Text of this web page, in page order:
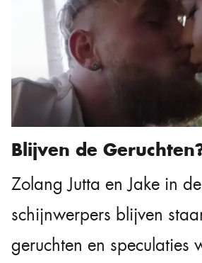
Blijven de
Zolang Jutta en Jake in de
schijnwerpers blijven
geruchten en speculaties